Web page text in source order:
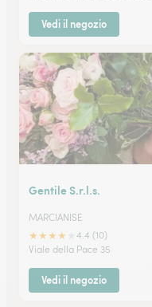
Vedi il negozio
Gentile S.r.l.s.
MARCIANISE
★★★★
4.4 (10)
Viale della Pace 35
Vedi il negozio